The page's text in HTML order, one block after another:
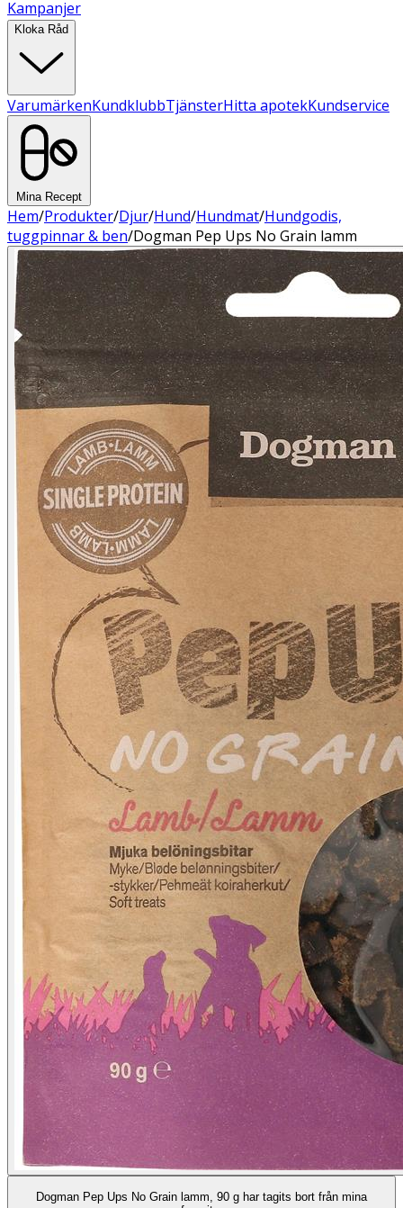
Kampanjer
Kloka Råd
VarumärkenKundklubbTjänsterHitta apotekKundservice
Mina Recept
Hem/Produkter/Djur/Hund/Hundmat/Hundgodis,
tuggpinnar & ben/Dogman Pep Ups No Grain lamm
Dogman Pep Ups No Grain lamm, 90 g har tagits bort från mina